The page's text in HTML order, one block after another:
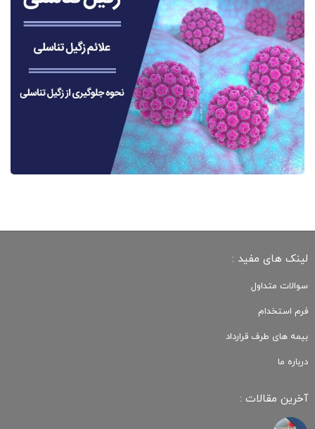
لینک های مفید :
سوالات متداول
فرم استخدام
بیمه های طرف قرارداد
درباره ما
آخرین مقالات :